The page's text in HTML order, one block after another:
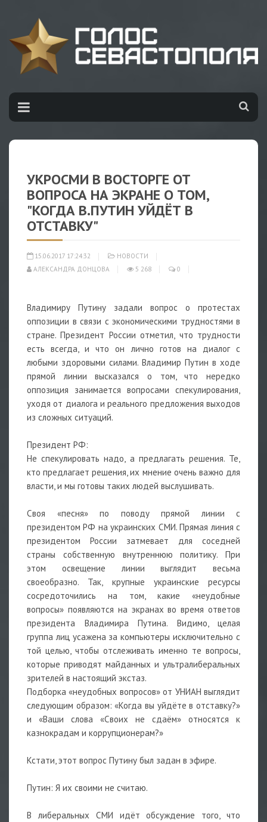
УКРОСМИ В ВОСТОРГЕ ОТ
ВОПРОСА НА ЭКРАНЕ О ТОМ,
"КОГДА В.ПУТИН УЙДЁТ В
ОТСТАВКУ"
15.06.2017 17:24:32
НОВОСТИ
АЛЕКСАНДРА ДОНЦОВА
5 268 0
Владимиру Путину задали вопрос о протестах
оппозиции в связи с экономическими трудностями в
стране. Президент России отметил, что трудности
есть всегда, и что он лично готов на диалог с
любыми здоровыми силами. Владимир Путин в ходе
прямой линии высказался о том, что нередко
оппозиция занимается вопросами спекулирования,
уходя от диалога и реального предложения выходов
из сложных ситуаций.
Президент РФ:
Не спекулировать надо, а предлагать решения. Те,
кто предлагает решения, их мнение очень важно для
власти, и мы готовы таких людей выслушивать.
Своя «песня» по поводу прямой линии с
президентом РФ на украинских СМИ. Прямая линия с
президентом России затмевает для соседней
страны собственную внутреннюю политику. При
этом освещение линии выглядит весьма
своеобразно. Так, крупные украинские ресурсы
сосредоточились на том, какие «неудобные
вопросы» появляются на экранах во время ответов
президента Владимира Путина. Видимо, целая
группа лиц усажена за компьютеры исключительно с
той целью, чтобы отслеживать именно те вопросы,
которые приводят майданных и ультралиберальных
зрителей в настоящий экстаз.
Подборка «неудобных вопросов» от УНИАН выглядит
следующим образом: «Когда вы уйдёте в отставку?»
и «Ваши слова «Своих не сдаём» относятся к
казнокрадам и коррупционерам?»
Кстати, этот вопрос Путину был задан в эфире.
Путин: Я их своими не считаю.
В либеральных СМИ идёт обсуждение того, что